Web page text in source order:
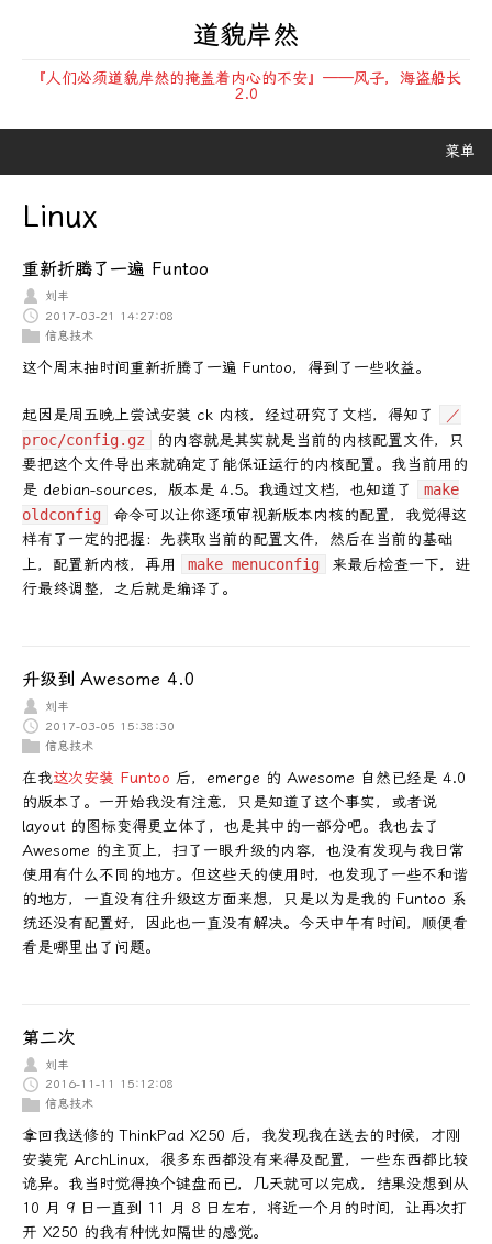
道貌岸然
『人们必须道貌岸然的掩盖着内心的不安』——风子，海盗船长
2.0
菜单
Linux
重新折腾了一遍 Funtoo
刘丰
2017-03-21 14:27:08
信息技术
这个周末抽时间重新折腾了一遍 Funtoo，得到了一些收益。
起因是周五晚上尝试安装 ck 内核，经过研究了文档，得知了
／
proc/config.gz
的内容就是其实就是当前的内核配置文件，只
要把这个文件导出来就确定了能保证运行的内核配置。我当前用的
是 debian-sources，版本是 4.5。我通过文档，也知道了
make
oldconfig
命令可以让你逐项审视新版本内核的配置，我觉得这
样有了一定的把握：先获取当前的配置文件，然后在当前的基础
上，配置新内核，再用
make menuconfig
来最后检查一下，进
行最终调整，之后就是编译了。
升级到 Awesome 4.0
刘丰
2017-03-05 15:38:30
信息技术
在我这次安装 Funtoo 后，emerge 的 Awesome 自然已经是 4.0
的版本了。一开始我没有注意，只是知道了这个事实，或者说
layout 的图标变得更立体了，也是其中的一部分吧。我也去了
Awesome 的主页上，扫了一眼升级的内容，也没有发现与我日常
使用有什么不同的地方。但这些天的使用时，也发现了一些不和谐
的地方，一直没有往升级这方面来想，只是以为是我的 Funtoo 系
统还没有配置好，因此也一直没有解决。今天中午有时间，顺便看
看是哪里出了问题。
第二次
刘丰
2016-11-11 15:12:08
信息技术
拿回我送修的 ThinkPad X250 后，我发现我在送去的时候，才刚
安装完 ArchLinux，很多东西都没有来得及配置，一些东西都比较
诡异。我当时觉得换个键盘而已，几天就可以完成，结果没想到从
10 月 9 日一直到 11 月 8 日左右，将近一个月的时间，让再次打
开 X250 的我有种恍如隔世的感觉。